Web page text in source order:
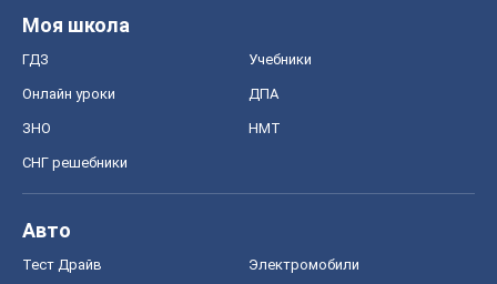
Моя школа
ГДЗ Учебники
Онлайн уроки ДПА
ЗНО НМТ
СНГ решебники
Авто
Тест Драйв Электромобили